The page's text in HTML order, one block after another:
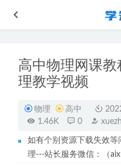
高中物理网课
理教学视频
物理 高中
1.46K
0
如有个别资源下载失效
理---站长服务微信：（
聂宁英语网课作业帮高中
（寒假班+春季班） 2024-